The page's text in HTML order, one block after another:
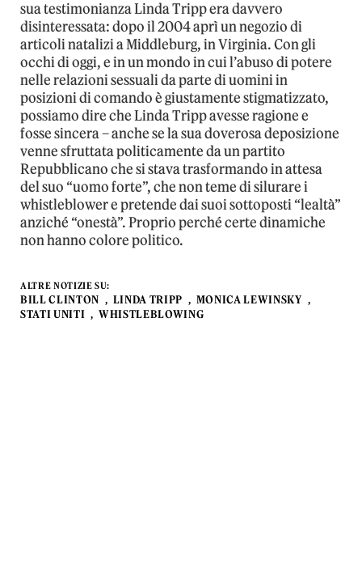
sua testimonianza Linda Tripp era davvero
disinteressata: dopo il 2004 aprì un negozio di
articoli natalizi a Middleburg, in Virginia. Con gli
occhi di oggi, e in un mondo in cui l’abuso di potere
nelle relazioni sessuali da parte di uomini in
posizioni di comando è giustamente stigmatizzato,
possiamo dire che Linda Tripp avesse ragione e
fosse sincera – anche se la sua doverosa deposizione
venne sfruttata politicamente da un partito
Repubblicano che si stava trasformando in attesa
del suo “uomo forte”, che non teme di silurare i
whistleblower e pretende dai suoi sottoposti “lealtà”
anziché “onestà”. Proprio perché certe dinamiche
non hanno colore politico.
ALTRE NOTIZIE SU:
BILL CLINTON LINDA TRIPP
MONICA LEWINSKY
STATI UNITI
WHISTLEBLOWING